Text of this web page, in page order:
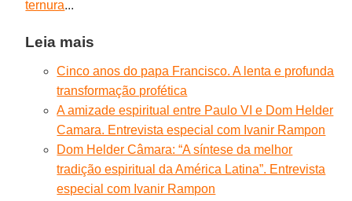
ternura...
Leia mais
Cinco anos do papa Francisco. A lenta e profunda
transformação profética
A amizade espiritual entre Paulo VI e Dom Helder
Camara. Entrevista especial com Ivanir Rampon
Dom Helder Câmara: “A síntese da melhor
tradição espiritual da América Latina”. Entrevista
especial com Ivanir Rampon